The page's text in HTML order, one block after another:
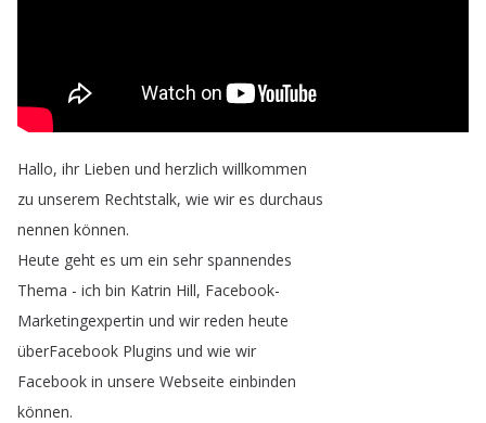
Hallo, ihr Lieben und herzlich willkommen
zu unserem Rechtstalk, wie wir es durchaus
nennen können.
Heute geht es um ein sehr spannendes
Thema - ich bin Katrin Hill, Facebook-
Marketingexpertin und wir reden heute
überFacebook Plugins und wie wir
Facebook in unsere Webseite einbinden
können.